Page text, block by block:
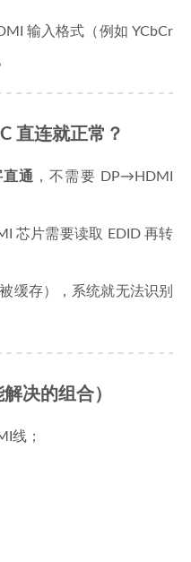
输入格式（例如 YCbCr
直连就正常？
通 ，不需要 DP→HDMI
芯片需要读取 EDID 再转
缓存），系统就无法识别
决的组合）
线；